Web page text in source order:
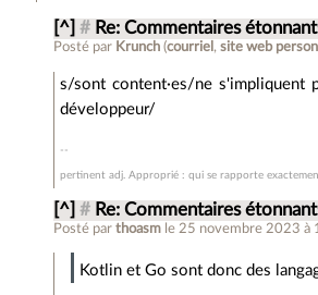
[^] # Re: Commentaires
Posté par Krunch (courriel ,site web
s/sont content·es/ne s'impliquent
développeur/
pertinent adj. Approprié : qui se rapporte
[^] # Re: Commentaires
Posté parthoasm le 25 novembre 2023 à
Kotlin et Go sont donc des